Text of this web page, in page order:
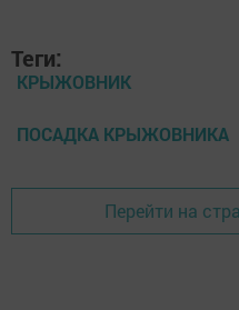
Теги:
КРЫЖОВНИК
ПОСАДКА КРЫЖОВНИКА
Перейти на